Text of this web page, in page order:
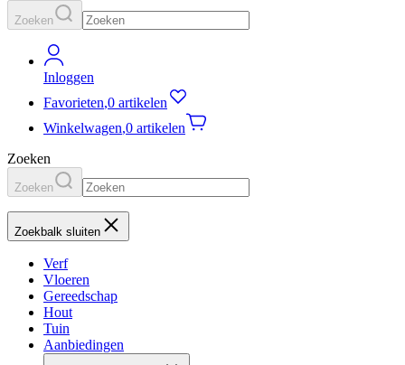
Zoeken
Inloggen
Favorieten,0 artikelen
Winkelwagen,0 artikelen
Zoeken
Zoeken
Zoekbalk sluiten
Verf
Vloeren
Gereedschap
Hout
Tuin
Aanbiedingen